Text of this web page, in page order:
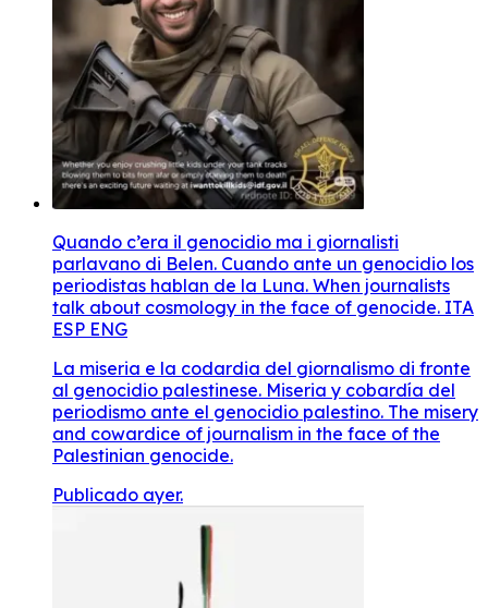
Quando c’era il genocidio ma i giornalisti
parlavano di Belen. Cuando ante un genocidio los
periodistas hablan de la Luna. When journalists
talk about cosmology in the face of genocide. ITA
ESP ENG
La miseria e la codardia del giornalismo di fronte
al genocidio palestinese. Miseria y cobardía del
periodismo ante el genocidio palestino. The misery
and cowardice of journalism in the face of the
Palestinian genocide.
Publicado ayer.